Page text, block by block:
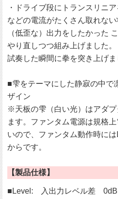
・ドライブ段にトランスリニ
などの電流がたくさん取れな
（低歪な）出力をしたかった
やり直しつつ組み上げました。
試奏した瞬間に拳を突き上げま
■雫をテーマにした静寂の中で
ザイン
※天板の雫（白い光）はアダプ
ます。ファンタム電源は規格
いので、ファンタム動作時に
からです。
【製品仕様】
■Level: 入出力レベル差 0dB